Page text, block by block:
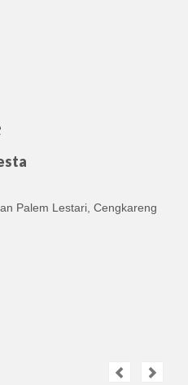
Palem Lestari, Cengkareng